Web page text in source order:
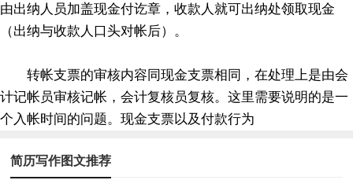
由出纳人员加盖现金付讫章，收款人就可出纳处领取现金
（出纳与收款人口头对帐后）。
转帐支票的审核内容同现金支票相同，在处理上是由会
计记帐员审核记帐，会计复核员复核。这里需要说明的是一
个入帐时间的问题。现金支票以及付款行为
简历写作图文推荐